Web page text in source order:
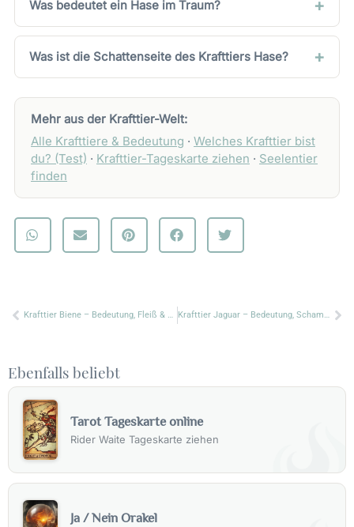
Was bedeutet ein Hase im Traum?
Was ist die Schattenseite des Krafttiers Hase?
Mehr aus der Krafttier-Welt:
Alle Krafttiere & Bedeutung · Welches Krafttier bist
du? (Test) · Krafttier-Tageskarte ziehen · Seelentier
finden
Zurück Krafttier Biene – Bedeutung, Fleiß & Lebenssüße Krafttier Jaguar – Bedeutung, Schamanenkraft & Symbolik
Ebenfalls beliebt
Tarot Tageskarte online
Rider Waite Tageskarte ziehen
Ja / Nein Orakel